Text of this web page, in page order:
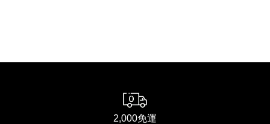
2,000免運